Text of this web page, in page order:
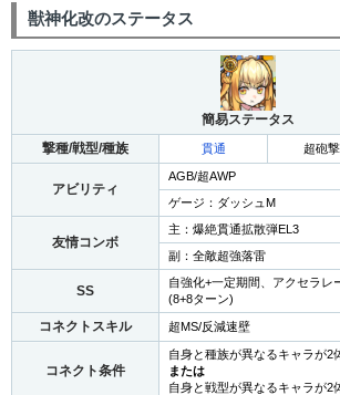
獣神化改のステータス
簡易ステータス
撃種/戦型/種族
貫通 超砲撃
アビリティ
AGB/超AWP
ゲージ：ダッシュM
友情コンボ
主：爆絶貫通拡散弾EL3
副：全敵超強落雷
SS
自強化+一定期間、アクセラレ
(8+8ターン)
コネクトスキル 超MS/反減速壁
コネクト条件
自身と種族が異なるキャラが2
または
自身と戦型が異なるキャラが2